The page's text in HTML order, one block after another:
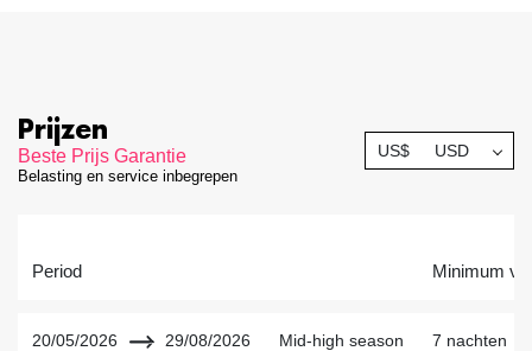
Prijzen
Beste Prijs Garantie
Belasting en service inbegrepen
US$ USD
Period Minimum
20/05/2026 29/08/2026 Mid-high season 7 nachten